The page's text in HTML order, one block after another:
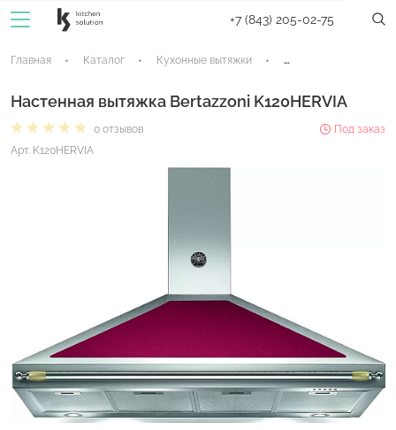
+7 (843) 205-02-75
Главная Каталог Кухонные вытяжки Купольные вытяжки
Настенная вытяжка Bertazzoni K120HERVIA
0 отзывов
Под заказ
Арт. K120HERVIA